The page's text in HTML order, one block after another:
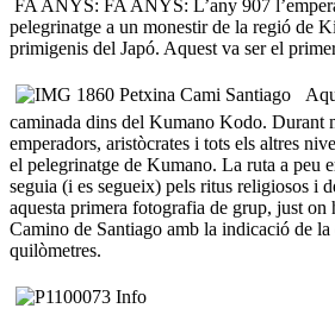
FA ANYS: FA ANYS: L’any 907
pelegrinatge a un monestir de la regió de
primigenis del Japó. Aquest va ser el
caminada dins del Kumano Kodo. Durant
emperadors, aristòcrates i tots els altres
el pelegrinatge de Kumano. La ruta a peu
seguia (i es segueix) pels ritus religiosos i
aquesta primera fotografia de grup, just
Camino de Santiago amb la indicació de
quilòmetres.